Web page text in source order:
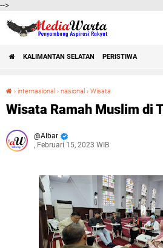
-->
KALIMANTAN SELATAN PERISTIWA
› internasional › nasional › Wisata
Wisata Ramah Muslim di
Albar
, Februari 15, 2023 WIB